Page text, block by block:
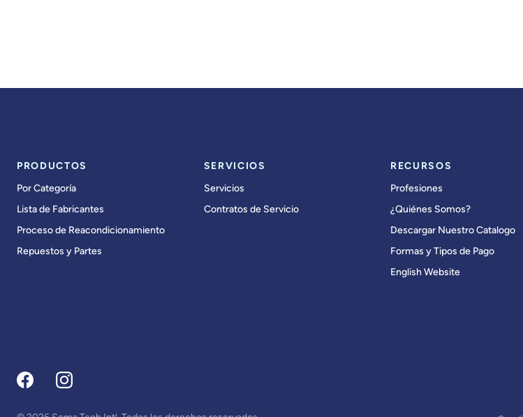
PRODUCTOS
Por Categoría
Lista de Fabricantes
Proceso de Reacondicionamiento
Repuestos y Partes
SERVICIOS
Servicios
Contratos de Servicio
RECURSOS
Profesiones
¿Quiénes Somos?
Descargar Nuestro Catalogo
Formas y Tipos de Pago
English Website